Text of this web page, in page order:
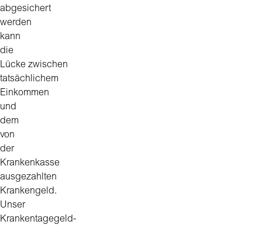
abgesichert
werden
kann
die
Lücke zwischen
tatsächlichem
Einkommen
und
dem
von
der
Krankenkasse
ausgezahlten
Krankengeld.
Unser
Krankentagegeld-